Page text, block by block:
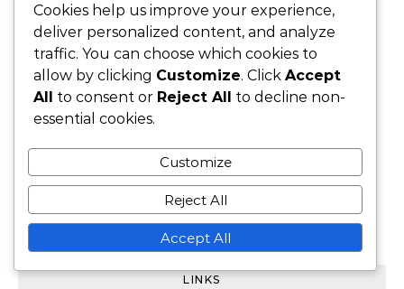
ermüden. Zu den Symptomen können
Unbehagen, verschwommenes Sehen und
Kopfschmerzen gehören, die die täglichen
Aktivitäten und das allgemeine Wohlbefinden
beeinträchtigen.
LINKS
Cookies help us improve your experience,
deliver personalized content, and analyze
traffic. You can choose which cookies to
allow by clicking Customize. Click Accept
All to consent or Reject All to decline non-
essential cookies.
Customize
Reject All
Accept All